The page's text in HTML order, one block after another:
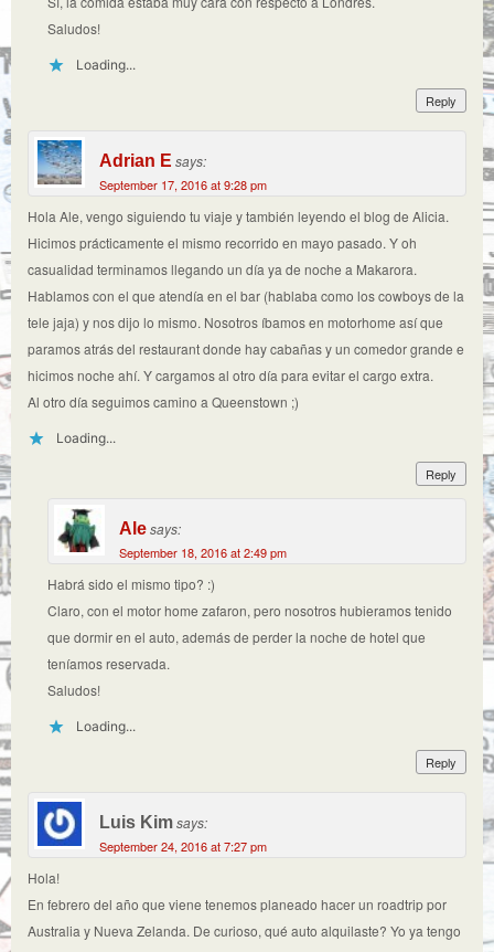
Saludos!
Loading...
Reply
Adrian E says:
September 17, 2016 at 9:28 pm
Hola Ale, vengo siguiendo tu viaje y también leyendo el blog de Alicia.
Hicimos prácticamente el mismo recorrido en mayo pasado. Y oh
casualidad terminamos llegando un día ya de noche a Makarora.
Hablamos con el que atendía en el bar (hablaba como los cowboys de la
tele jaja) y nos dijo lo mismo. Nosotros íbamos en motorhome así que
paramos atrás del restaurant donde hay cabañas y un comedor grande e
hicimos noche ahí. Y cargamos al otro día para evitar el cargo extra.
Al otro día seguimos camino a Queenstown ;)
Loading...
Reply
Alesays:
September 18, 2016 at 2:49 pm
Habrá sido el mismo tipo? :)
Claro, con el motor home zafaron, pero nosotros hubieramos tenido
que dormir en el auto, además de perder la noche de hotel que
teníamos reservada.
Saludos!
Loading...
Reply
Luis Kimsays:
September 24, 2016 at 7:27 pm
Hola!
En febrero del año que viene tenemos planeado hacer un roadtrip por
Australia y Nueva Zelanda. De curioso, qué auto alquilaste? Yo ya tengo